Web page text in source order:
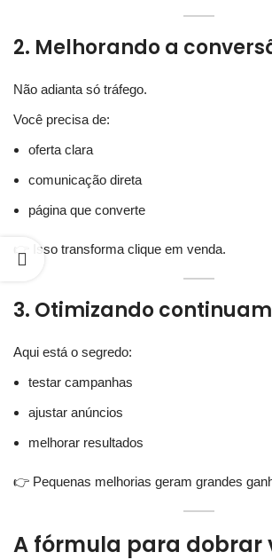
2. Melhorando a
Não adianta só tráfego.
Você precisa de:
oferta clara
comunicação direta
página que converte
👉 Isso transforma clique em venda.
3. Otimizando
Aqui está o segredo:
testar campanhas
ajustar anúncios
melhorar resultados
👉 Pequenas melhorias geram grandes
A fórmula para dobrar